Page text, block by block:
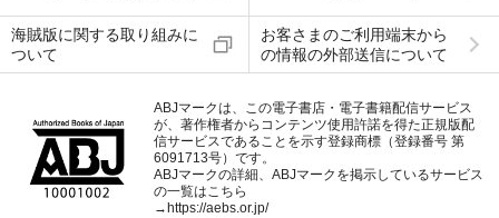
海賊版に関する取り組みに
ついて
お客さまのご利用端末から
の情報の外部送信について
ABJマークは、この電子書店・電子書籍配信サービス
が、著作権者からコンテンツ使用許諾を得た正規版配
信サービスであることを示す登録商標（登録番号 第
6091713号）です。
ABJマークの詳細、ABJマークを掲示しているサービス
の一覧はこちら
→ https://aebs.or.jp/